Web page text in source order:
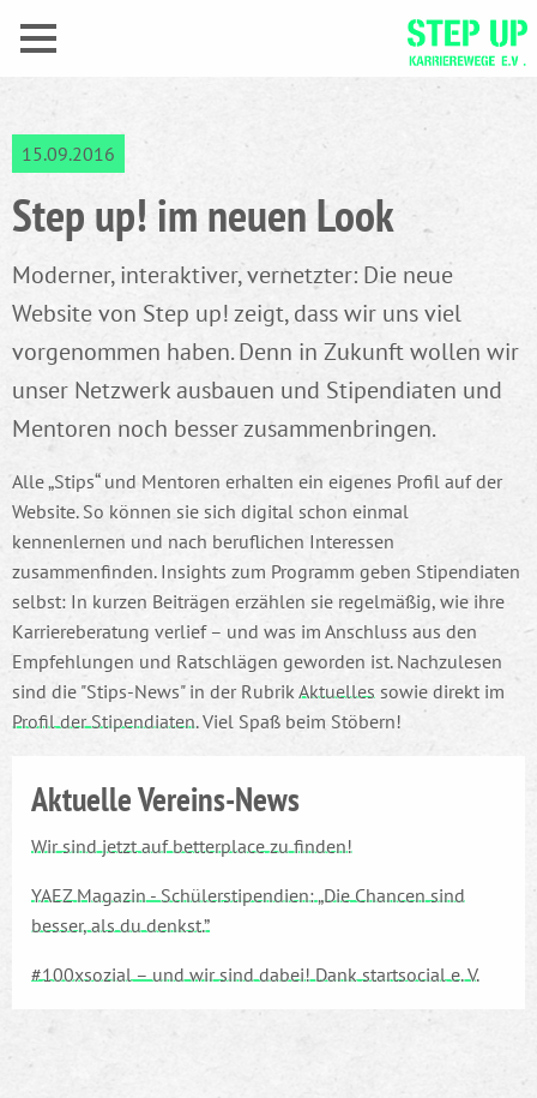
15.09.2016
Step up! im neuen Look
Moderner, interaktiver, vernetzter: Die neue
Website von Step up! zeigt, dass wir uns viel
vorgenommen haben. Denn in Zukunft wollen wir
unser Netzwerk ausbauen und Stipendiaten und
Mentoren noch besser zusammenbringen.
Alle „Stips“ und Mentoren erhalten ein eigenes Profil auf der
Website. So können sie sich digital schon einmal
kennenlernen und nach beruflichen Interessen
zusammenfinden. Insights zum Programm geben Stipendiaten
selbst: In kurzen Beiträgen erzählen sie regelmäßig, wie ihre
Karriereberatung verlief – und was im Anschluss aus den
Empfehlungen und Ratschlägen geworden ist. Nachzulesen
sind die "Stips-News" in der RubrikAktuelles sowie direkt im
Profil der Stipendiaten. Viel Spaß beim Stöbern!
Aktuelle Vereins-News
Wir sind jetzt auf betterplace zu finden!
YAEZ Magazin - Schülerstipendien: „Die Chancen sind
besser, als du denkst.”
#100xsozial – und wir sind dabei! Dank startsocial e. V.